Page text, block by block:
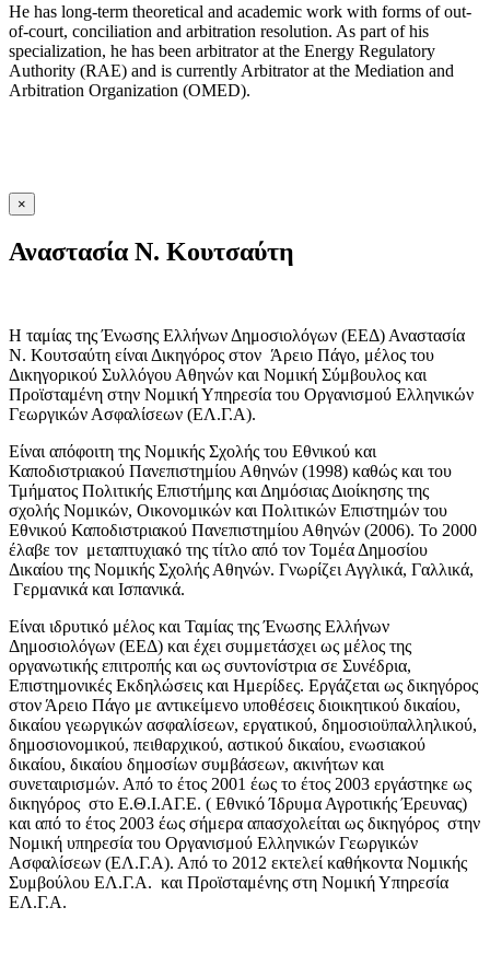
He has long-term theoretical and academic work with forms of out-
of-court, conciliation and arbitration resolution. As part of his
specialization, he has been arbitrator at the Energy Regulatory
Authority (RAE) and is currently Arbitrator at the Mediation and
Arbitration Organization (OMED).
×
Αναστασία Ν. Κουτσαύτη
Η ταμίας της Ένωσης Ελλήνων Δημοσιολόγων (ΕΕΔ) Αναστασία
Ν. Κουτσαύτη είναι Δικηγόρος στον Άρειο Πάγο, μέλος του
Δικηγορικού Συλλόγου Αθηνών και Νομική Σύμβουλος και
Προϊσταμένη στην Νομική Υπηρεσία του Οργανισμού Ελληνικών
Γεωργικών Ασφαλίσεων (ΕΛ.Γ.Α).
Είναι απόφοιτη της Νομικής Σχολής του Εθνικού και
Καποδιστριακού Πανεπιστημίου Αθηνών (1998) καθώς και του
Τμήματος Πολιτικής Επιστήμης και Δημόσιας Διοίκησης της
σχολής Νομικών, Οικονομικών και Πολιτικών Επιστημών του
Εθνικού Καποδιστριακού Πανεπιστημίου Αθηνών (2006). To 2000
έλαβε τον μεταπτυχιακό της τίτλο από τον Τομέα Δημοσίου
Δικαίου της Νομικής Σχολής Αθηνών. Γνωρίζει Αγγλικά, Γαλλικά,
Γερμανικά και Ισπανικά.
Είναι ιδρυτικό μέλος και Ταμίας της Ένωσης Ελλήνων
Δημοσιολόγων (ΕΕΔ) και έχει συμμετάσχει ως μέλος της
οργανωτικής επιτροπής και ως συντονίστρια σε Συνέδρια,
Επιστημονικές Εκδηλώσεις και Ημερίδες. Εργάζεται ως δικηγόρος
στον Άρειο Πάγο με αντικείμενο υποθέσεις διοικητικού δικαίου,
δικαίου γεωργικών ασφαλίσεων, εργατικού, δημοσιοϋπαλληλικού,
δημοσιονομικού, πειθαρχικού, αστικού δικαίου, ενωσιακού
δικαίου, δικαίου δημοσίων συμβάσεων, ακινήτων και
συνεταιρισμών. Από το έτος 2001 έως το έτος 2003 εργάστηκε ως
δικηγόρος στο Ε.Θ.Ι.ΑΓ.Ε. ( Εθνικό Ίδρυμα Αγροτικής Έρευνας)
και από το έτος 2003 έως σήμερα απασχολείται ως δικηγόρος στην
Νομική υπηρεσία του Οργανισμού Ελληνικών Γεωργικών
Ασφαλίσεων (ΕΛ.Γ.Α). Από το 2012 εκτελεί καθήκοντα Νομικής
Συμβούλου ΕΛ.Γ.Α. και Προϊσταμένης στη Νομική Υπηρεσία
ΕΛ.Γ.Α.